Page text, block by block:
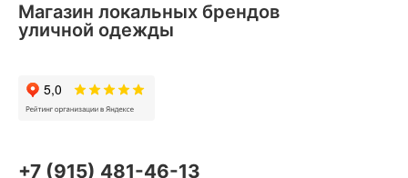
+7 (915) 481-46-13
Магазин локальных брендов
уличной одежды